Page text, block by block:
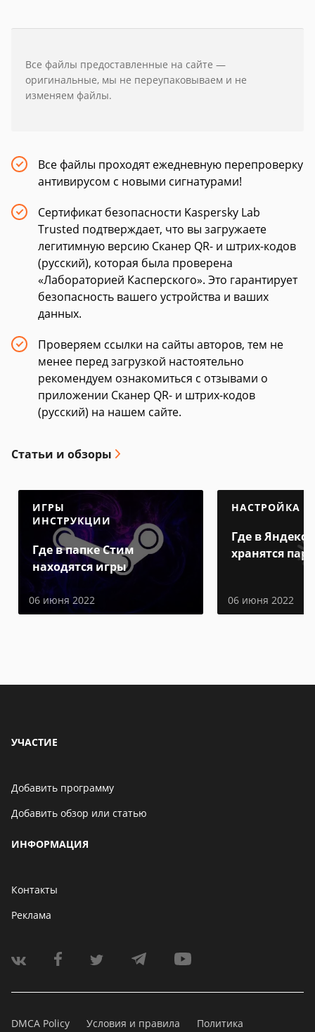
Все файлы предоставленные на сайте —
оригинальные, мы не переупаковываем и не
изменяем файлы.
Все файлы проходят ежедневную перепроверку
антивирусом с новыми сигнатурами!
Сертификат безопасности Kaspersky Lab
Trusted подтверждает, что вы загружаете
легитимную версию Сканер QR- и штрих-кодов
(русский), которая была проверена
«Лабораторией Касперского». Это гарантирует
безопасность вашего устройства и ваших
данных.
Проверяем ссылки на сайты авторов, тем не
менее перед загрузкой настоятельно
рекомендуем ознакомиться с отзывами о
приложении Сканер QR- и штрих-кодов
(русский) на нашем сайте.
Статьи и обзоры
ИГРЫ
ИНСТРУКЦИИ
Где в папке Стим
находятся игры
06 июня 2022
НАСТРОЙКА
Где в Яндекс
хранятся
06 июня 2022
УЧАСТИЕ
Добавить программу
Добавить обзор или статью
ИНФОРМАЦИЯ
Контакты
Реклама
DMCA Policy Условия и правила Политика